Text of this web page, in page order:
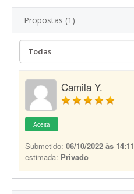
Propostas (1)
Camila Y.
Aceita
Submetido: 06/10/2022 às 14:11
estimada: Privado